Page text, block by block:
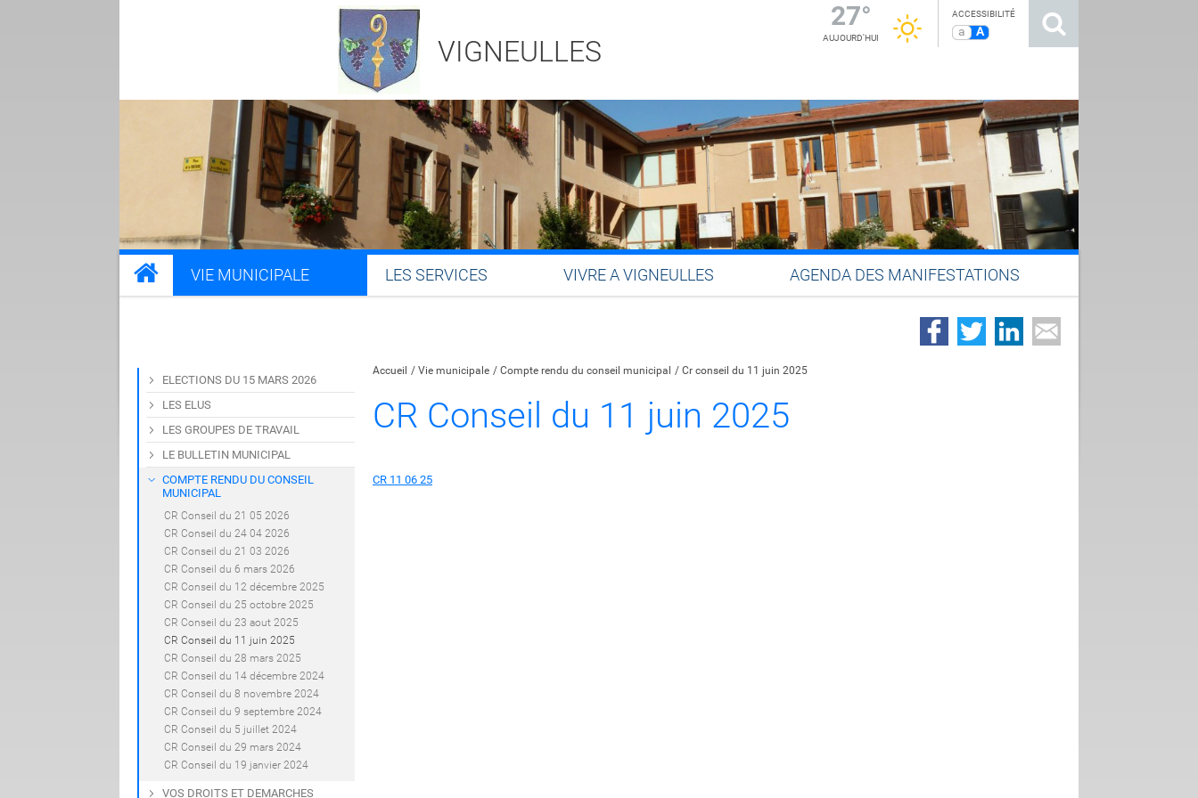
27°
AUJOURD'HUI
ACCESSIBILITÉ
a A
VIGNEULLES
VIE MUNICIPALE LES SERVICES VIVRE A VIGNEULLES AGENDA DES MANIFESTATIONS
Accueil Vie municipale Compte rendu du conseil municipal Cr conseil du 11 juin 2025
CR Conseil du 11 juin 2025
CR 11 06 25
ELECTIONS DU 15 MARS 2026
LES ELUS
LES GROUPES DE TRAVAIL
LE BULLETIN MUNICIPAL
COMPTE RENDU DU CONSEIL
MUNICIPAL
CR Conseil du 21 05 2026
CR Conseil du 24 04 2026
CR Conseil du 21 03 2026
CR Conseil du 6 mars 2026
CR Conseil du 12 décembre 2025
CR Conseil du 25 octobre 2025
CR Conseil du 23 aout 2025
CR Conseil du 11 juin 2025
CR Conseil du 28 mars 2025
CR Conseil du 14 décembre 2024
CR Conseil du 8 novembre 2024
CR Conseil du 9 septembre 2024
CR Conseil du 5 juillet 2024
CR Conseil du 29 mars 2024
CR Conseil du 19 janvier 2024
VOS DROITS ET DEMARCHES